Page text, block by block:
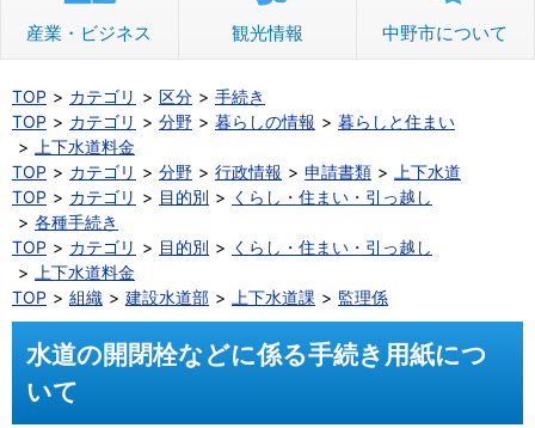
産業・ビジネス 観光情報 中野市について
TOP カテゴリ 区分
手続き
TOP
カテゴリ 分野 暮らしの情報
暮らしと住まい
上下水道料金
TOP
カテゴリ 分野 行政情報 申請書類
上下水道
TOP
カテゴリ 目的別
くらし・住まい・引っ越し
各種手続き
TOP
カテゴリ 目的別
くらし・住まい・引っ越し
上下水道料金
TOP
組織 建設水道部 上下水道課 監理係
水道の開閉栓などに係る手続き用紙につ
いて